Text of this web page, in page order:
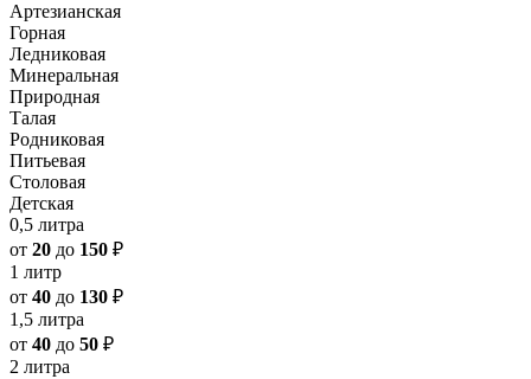
Артезианская
Горная
Ледниковая
Минеральная
Природная
Талая
Родниковая
Питьевая
Столовая
Детская
0,5 литра
от 20 до 150 ₽
1 литр
от 40 до 130 ₽
1,5 литра
от 40 до 50 ₽
2 литра